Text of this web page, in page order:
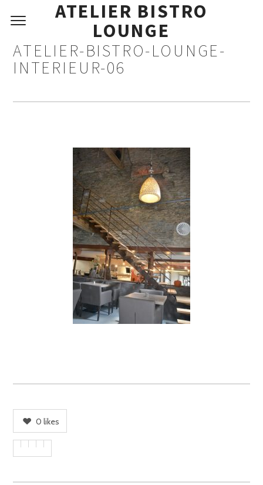
ATELIER BISTRO
LOUNGE
ATELIER-BISTRO-LOUNGE-
INTERIEUR-06
0 likes